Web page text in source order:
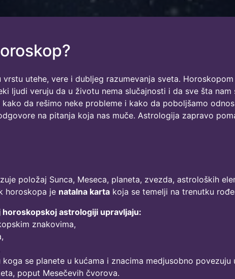
utehe, vere i dubljeg razumevanja sveta.
ljudi veruju da u životu nema slučajnosti i da sve šta
da rešimo neke probleme i kako da poboljšamo
na pitanja koja nas muče. Astrologija zapravo
položaj Sunca, Meseca, planeta, zvezda, astroloških
horoskopa je natalna karta koja se temelji na trenutku
astrologiji upravljaju:
znakovima,
se planete u kućama i znacima medjusobno povezuju
poput Mesečevih čvorova.